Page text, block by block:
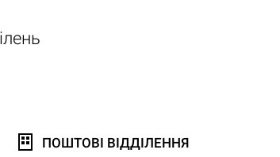
ПОШТОВІ ВІДДІЛЕННЯ